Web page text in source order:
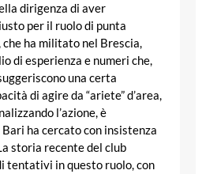
dirigenza di aver
per il ruolo di punta
che ha militato nel Brescia,
di esperienza e numeri che,
una certa
di agire da “ariete” d’area,
l’azione, è
ha cercato con insistenza
storia recente del club
tentativi in questo ruolo, con